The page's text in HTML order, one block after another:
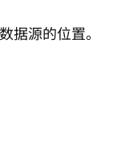
据源的位置。